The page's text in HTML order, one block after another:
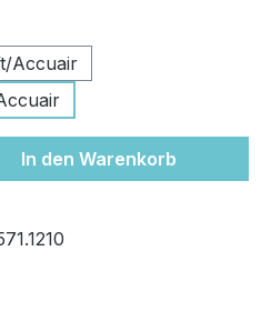
Accuair
den
In den Warenkorb